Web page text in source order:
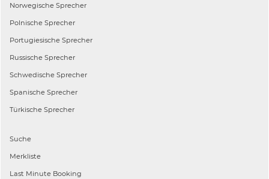
Norwegische Sprecher
Polnische Sprecher
Portugiesische Sprecher
Russische Sprecher
Schwedische Sprecher
Spanische Sprecher
Türkische Sprecher
Suche
Merkliste
Last Minute Booking